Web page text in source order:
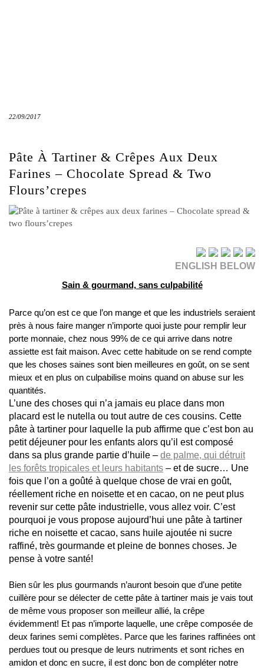
22/09/2017
Pâte À Tartiner & Crêpes Aux Deux
Farines – Chocolate Spread & Two
Flours’crepes
ENGLISH BELOW
Sain & gourmand, sans culpabilité
Parce qu’on est ce que l’on mange et que les industriels seraient
près à nous faire manger n’importe quoi juste pour remplir leur
porte monnaie, chez nous 99% de ce qui arrive dans notre
assiette est fait maison. Avec cette habitude on se rend compte
que les choses saines sont bien meilleures en goût, on se sent
mieux et en plus on culpabilise moins quand on abuse sur les
quantités.
L’une des choses qui n’a jamais eu place dans mon
placard est le nutella ou tout autre de ces cousins. Cette
pâte à tartiner pour laquelle la pub affirme que c’est bon au
petit déjeuner pour les enfants alors qu’il est composé
dans sa plus grande partie d’huile – de palme, qui détruit
les forêts tropicales et leurs habitants – et de sucre… Une
fois que l’on a goûté à quelque chose de vrai en goût,
réellement riche en noisette et en cacao, on ne peut plus
revenir sur cette pâte industrielle, vous allez voir. C’est
pourquoi je vous propose aujourd’hui une pâte à tartiner
riche en noisette et cacao, sans huile ajoutée ni sucre
raffiné, très gourmande et pleine de bonnes choses. Je
pense à votre santé!
Bien sûr les plus gourmands n’auront besoin que d’une petite
cuillère pour se délecter de cette pâte à tartiner mais je vais tout
de même vous proposer son meilleur allié, la crêpe
évidemment! Et pas n’importe laquelle, une crêpe composée de
deux farines semi complètes. Parce que les farines raffinées ont
perdues tout ou presque de leurs nutriments et sont riches en
amidon et donc en sucre, il est donc bon de compléter notre